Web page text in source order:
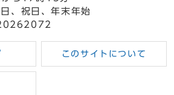
、祝日、年末年始
このサイトについて